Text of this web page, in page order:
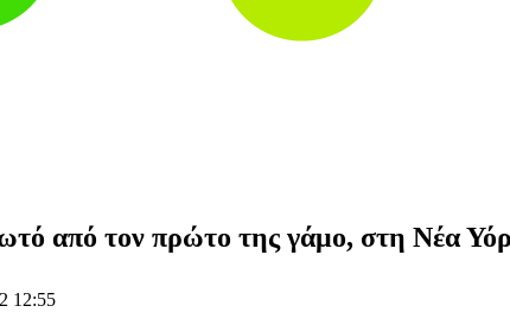
από τον πρώτο της γάμο, στη Νέα
12:55